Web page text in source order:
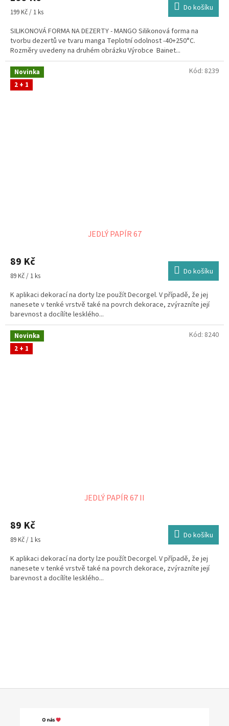
Měrná
199 Kč / 1 ks Do košíku
SILIKONOVÁ FORMA NA DEZERTY - MANGO Silikonová forma na
tvorbu dezertů ve tvaru manga Teplotní odolnost -40+250°C.
Rozměry uvedeny na druhém obrázku Výrobce Bainet...
Novinka
2 + 1
JEDLÝ PAPÍR 67
89 Kč
Měrná
89 Kč / 1 ks Do košíku
K aplikaci dekorací na dorty lze použít Decorgel. V případě, že jej
nanesete v tenké vrstvě také na povrch dekorace, zvýrazníte její
barevnost a docílíte lesklého...
Kód: 8239
Novinka
2 + 1
JEDLÝ PAPÍR 67 II
89 Kč
Měrná
89 Kč / 1 ks Do košíku
K aplikaci dekorací na dorty lze použít Decorgel. V případě, že jej
nanesete v tenké vrstvě také na povrch dekorace, zvýrazníte její
barevnost a docílíte lesklého...
Kód: 8240